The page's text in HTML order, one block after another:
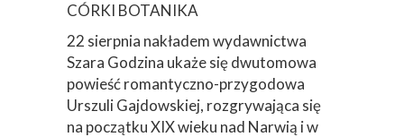
CÓRKI BOTANIKA
22 sierpnia nakładem wydawnictwa
Szara Godzina ukaże się dwutomowa
powieść romantyczno-przygodowa
Urszuli Gajdowskiej, rozgrywająca się
na początku XIX wieku nad Narwią i w